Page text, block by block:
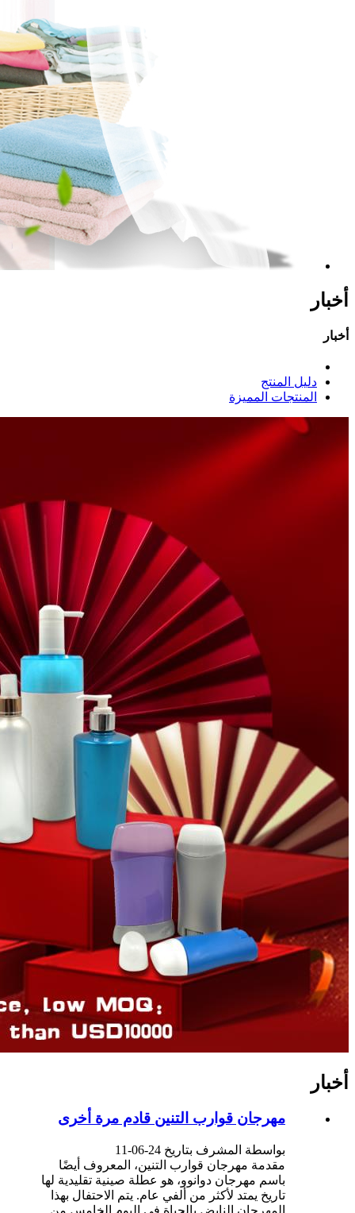
أخبار
أخبار
دليل المنتج
المنتجات المميزة
أخبار
مهرجان قوارب التنين قادم مرة أخرى
بواسطة المشرف بتاريخ 24-06-11
مقدمة مهرجان قوارب التنين، المعروف أيضًا
باسم مهرجان دوانوو، هو عطلة صينية تقليدية لها
تاريخ يمتد لأكثر من ألفي عام. يتم الاحتفال بهذا
المهرجان النابض بالحياة في اليوم الخامس من